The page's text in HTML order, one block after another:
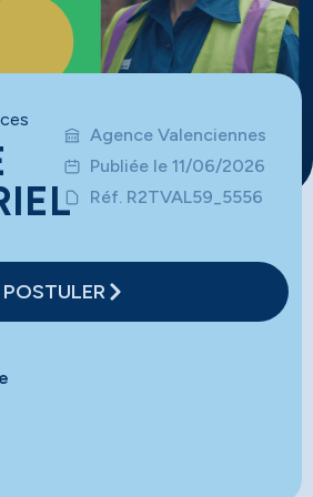
Agence Valenciennes
Publiée le 11/06/2026
Réf. R2TVAL59_5556
POSTULER